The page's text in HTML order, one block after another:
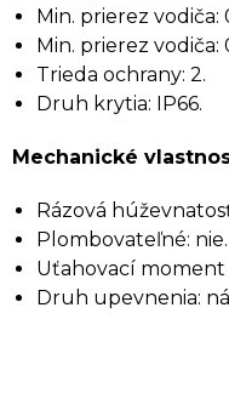
Min. prierez vodiča:
Min. prierez vodiča:
Trieda ochrany: 2.
Druh krytia: IP66.
Mechanické
Rázová
Plombovateľné: nie.
Uťahovací moment
Druh upevnenia: